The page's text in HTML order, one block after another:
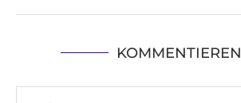
KOMMENTIEREN